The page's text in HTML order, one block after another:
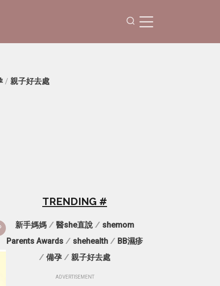
/ 親子好去處
TRENDING #
新手媽媽 / 醫she直說 / shemom
Parents Awards / shehealth / BB濕疹
/ 備孕 / 親子好去處
ADVERTISEMENT